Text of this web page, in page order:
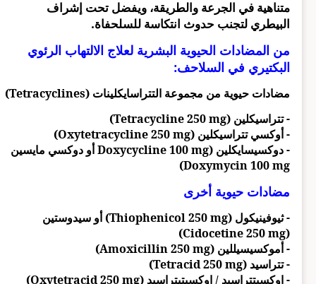
متناهية في الجرعة والطريقة، ويفضل تحت إشراف
البيطري لتجنب حدوث انتكاسة للسلحفاة.
من المضادات الحيوية البشرية لعلاج الالتهاب الرئوي
البكتيري في السلاحف:
مضادات حيوية من مجموعة التتراسايكلينات (Tetracyclines)
- تتراسيكلين (Tetracycline 250 mg)
- أوكسي تتراسيكلين (Oxytetracycline 250 mg)
- دوكسيسايكلين (Doxycycline 100 mg أو دوكسي مايسين
Doxymycin 100 mg)
مضادات حيوية أخرى
- ثيوفينيكول (Thiophenicol 250 mg) أو سيدوستين
- أموكسيسيللين (Amoxicillin 250 mg)
- تتراسيد (Tetracid 250 mg)
- اوكسيتتراسيد / اوكسيتيتراسيد (Oxytetracid 250 mg)